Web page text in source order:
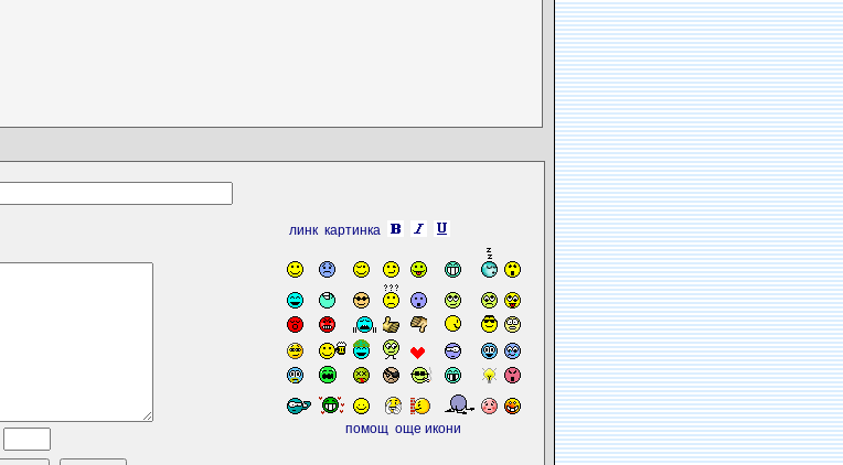
линк картинка
помощ още икони